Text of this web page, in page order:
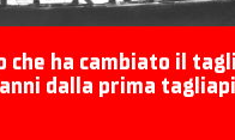
che ha cambiato il
anni dalla prima